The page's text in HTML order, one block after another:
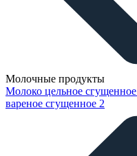
Молочные продукты
Молоко цельное сгущенное
вареное сгущенное 2